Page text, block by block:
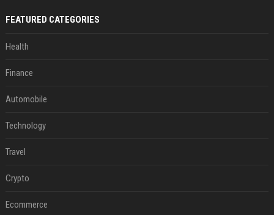
FEATURED CATEGORIES
Health
Finance
Automobile
Technology
Travel
Crypto
Ecommerce